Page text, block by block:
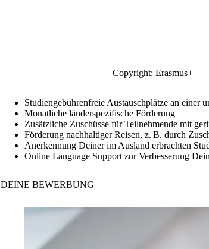
Copyright: Erasmus+
Studiengebührenfreie Austauschplätze an einer
Monatliche länderspezifische Förderung
Zusätzliche Zuschüsse für Teilnehmende mit
Förderung nachhaltiger Reisen, z. B. durch
Anerkennung Deiner im Ausland erbrachten
Online Language Support zur Verbesserung
DEINE BEWERBUNG